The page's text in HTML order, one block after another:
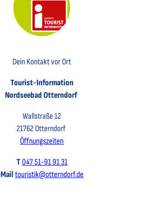
Dein Kontakt vor Ort
Tourist-Information
Nordseebad Otterndorf
Wallstraße 12
21762 Otterndorf
Öffnungszeiten
T047 51-91 91 31
Mail touristik@otterndorf.de